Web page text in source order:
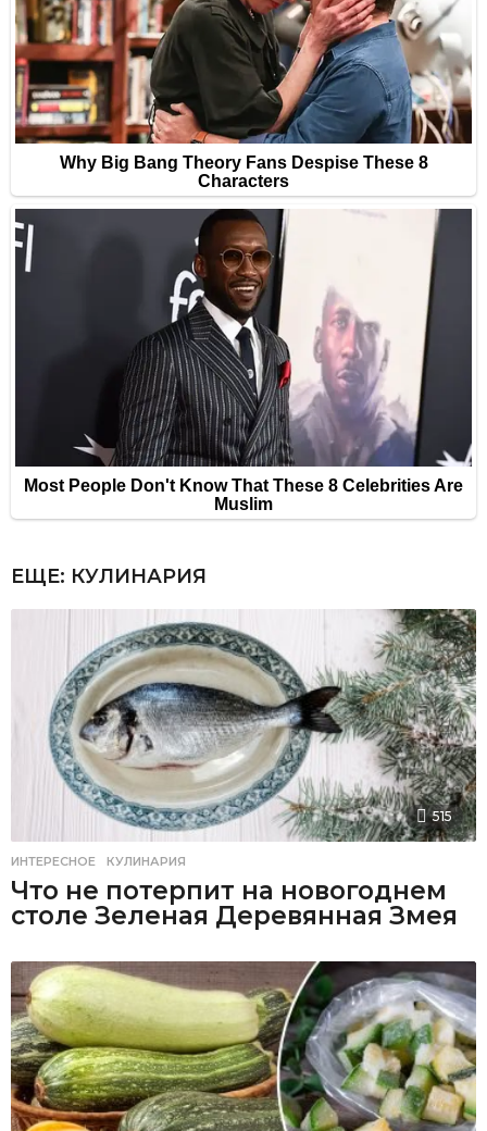
ЕЩЕ: КУЛИНАРИЯ
515
ИНТЕРЕСНОЕ ,КУЛИНАРИЯ
Что не потерпит на новогоднем
столе Зеленая Деревянная Змея